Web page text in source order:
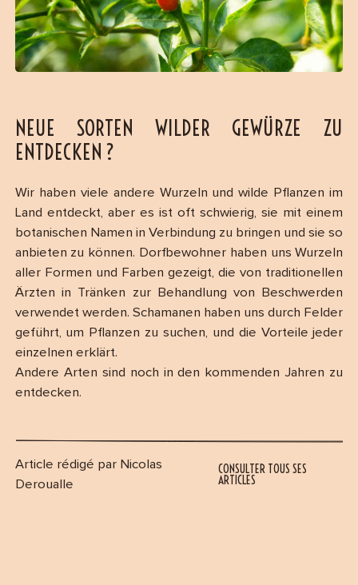
NEUE SORTEN WILDER GEWÜRZE ZU
ENTDECKEN ?
Wir haben viele andere Wurzeln und wilde Pflanzen im
Land entdeckt, aber es ist oft schwierig, sie mit einem
botanischen Namen in Verbindung zu bringen und sie so
anbieten zu können. Dorfbewohner haben uns Wurzeln
aller Formen und Farben gezeigt, die von traditionellen
Ärzten in Tränken zur Behandlung von Beschwerden
verwendet werden. Schamanen haben uns durch Felder
geführt, um Pflanzen zu suchen, und die Vorteile jeder
einzelnen erklärt.
Andere Arten sind noch in den kommenden Jahren zu
entdecken.
Article rédigé par Nicolas
Deroualle
CONSULTER TOUS SES
ARTICLES